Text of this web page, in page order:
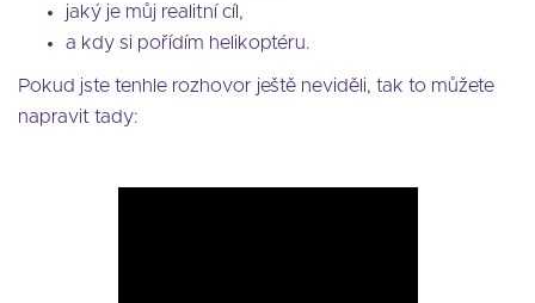
jaký je můj realitní cíl,
a kdy si pořídím helikoptéru.
Pokud jste tenhle rozhovor ještě neviděli, tak to můžete
napravit tady: